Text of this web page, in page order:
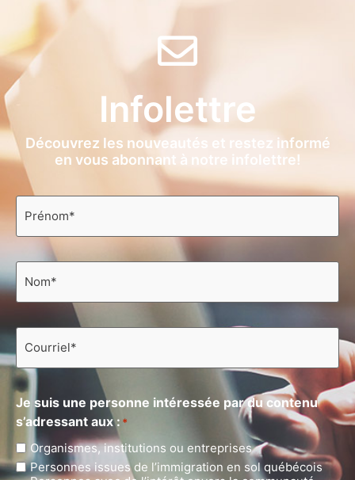
Infolettre
Découvrez les nouveautés et restez informé
en vous abonnant à notre infolettre!
Prénom
Nom
Courriel
Je suis une personne intéressée par du contenu
s’adressant aux : *
Organismes, institutions ou entreprises
Personnes issues de l’immigration en sol québécois